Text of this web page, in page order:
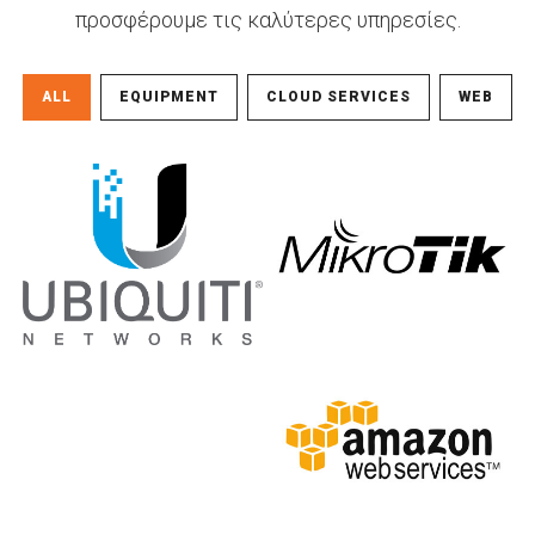
προσφέρουμε τις καλύτερες υπηρεσίες.
ALL EQUIPMENT CLOUD SERVICES WEB
Equipment